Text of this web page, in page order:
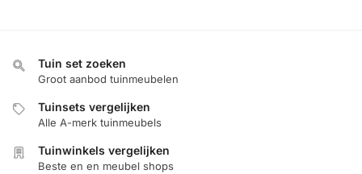
Tuin set zoeken
Groot aanbod tuinmeubelen
Tuinsets vergelijken
Alle A-merk tuinmeubels
Tuinwinkels vergelijken
Beste en en meubel shops